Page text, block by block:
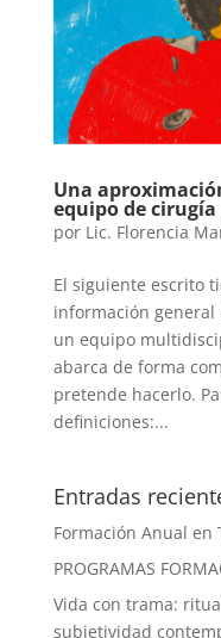
Una
equipo de
por Lic. Florencia
El siguiente escrito
información
un equipo
abarca de forma
pretende hacerlo.
definiciones:...
Entradas
Formación Anual en
PROGRAMAS
Vida con trama:
subjetividad